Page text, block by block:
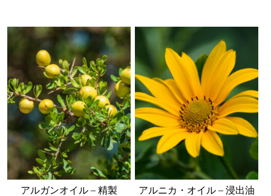
は
商
品
ペ
ー
ジ
か
ら
選
択
で
ン
は
商
品
ペ
ー
ジ
か
ら
選
択
で
–
$400.00
バ
リ
エ
ー
シ
ョ
ン
が
あ
り
ま
す。
$500.00
エ
ー
シ
ョ
ン
が
あ
り
ま
す。
アルガンオイル – 精製
こ
の
商
品
に
アルニカ・オイル – 浸出油
こ
の
商
品
に